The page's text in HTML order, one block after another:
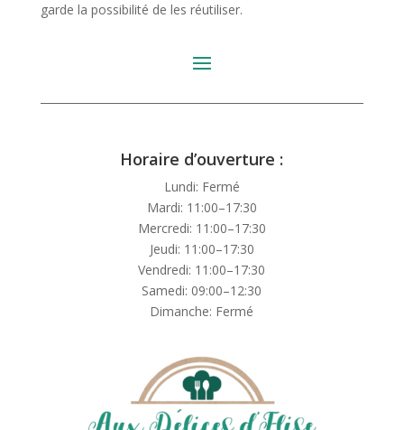
garde la possibilité de les réutiliser.
Horaire d’ouverture :
Lundi: Fermé
Mardi: 11:00–17:30
Mercredi: 11:00–17:30
Jeudi: 11:00–17:30
Vendredi: 11:00–17:30
Samedi: 09:00–12:30
Dimanche: Fermé